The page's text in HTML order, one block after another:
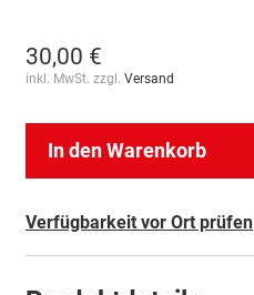
30,00 €
inkl. MwSt. zzgl. Versand
In den Warenkorb
Verfügbarkeit vor Ort prüfen